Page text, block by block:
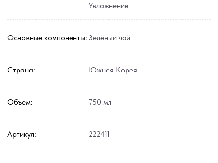
Увлажнение
Основные компоненты: Зелёный чай
Страна: Южная Корея
Объем: 750 мл
Артикул: 222411